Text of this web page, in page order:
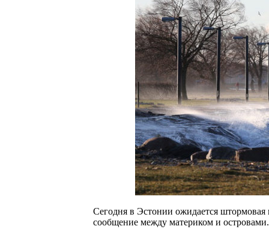
Сегодня в Эстонии ожидается
сообщение между материком и островами.